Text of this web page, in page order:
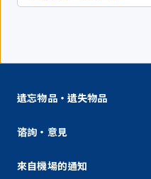
遺忘物品・遺失物品
谘詢・意見
來自機場的通知